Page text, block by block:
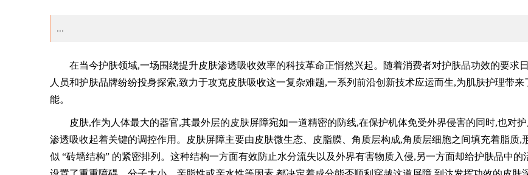
...
在当今护肤领域,一场围绕提升皮肤渗透吸收效率的科技革命正悄然兴起。随着消费者对护肤品功效的要求
人员和护肤品牌纷纷投身探索,致力于攻克皮肤吸收这一复杂难题,一系列前沿创新技术应运而生,为肌肤护理带来
能。
皮肤,作为人体最大的器官,其最外层的皮肤屏障宛如一道精密的防线,在保护机体免受外界侵害的同时,也对
渗透吸收起着关键的调控作用。皮肤屏障主要由皮肤微生态、皮脂膜、角质层构成,角质层细胞之间填充着脂质,
似 “砖墙结构” 的紧密排列。这种结构一方面有效防止水分流失以及外界有害物质入侵,另一方面却给护肤品中的
苏秘37°(SU:M37°)